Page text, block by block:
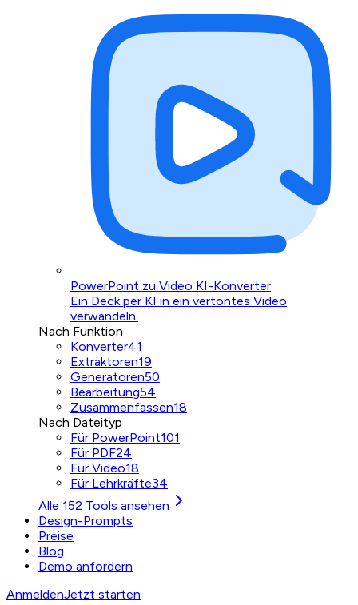
PowerPoint zu Video KI-Konverter
Ein Deck per KI in ein vertontes Video
verwandeln.
Nach Funktion
Konverter41
Extraktoren19
Generatoren50
Bearbeitung54
Zusammenfassen18
Nach Dateityp
Für PowerPoint101
Für PDF24
Für Video18
Für Lehrkräfte34
Alle 152 Tools ansehen
Design-Prompts
Preise
Blog
Demo anfordern
AnmeldenJetzt starten